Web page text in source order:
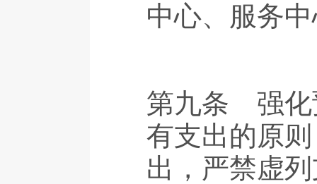
中心、服务
第九条 强化
有支出的原
出，严禁虚